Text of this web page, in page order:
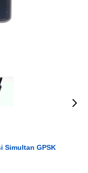
Simultan GPSK